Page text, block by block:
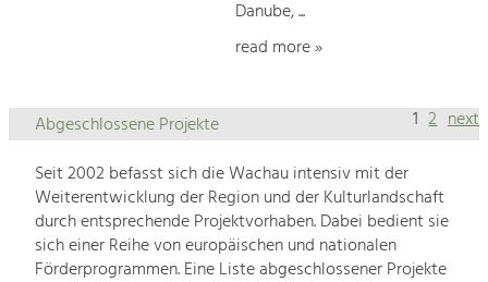
Danube, ...
read more »
1 2 next
Abgeschlossene Projekte
Seit 2002 befasst sich die Wachau intensiv mit der
Weiterentwicklung der Region und der Kulturlandschaft
durch entsprechende Projektvorhaben. Dabei bedient sie
sich einer Reihe von europäischen und nationalen
Förderprogrammen. Eine Liste abgeschlossener Projekte